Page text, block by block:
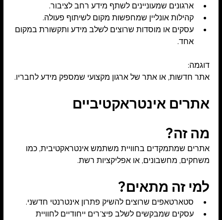
ארגונים שמעוניינים לשתף מידע רחב לציבור.
קהילות אונליין שמחפשות מקום לשיתוף פעולה.
עסקים או מוסדות שרוצים לשלב מידע ותקשורת במקום
אחד.
דוגמה:
אתר חדשות, או אתר של ארגון מקצועי שמספק מידע לחבריו.
אתרים אינטראקטיביים
מה זה?
אתרים שמתמקדים בחוויית משתמש אינטראקטיבית, כמו
משחקים, מחשבונים, או אפליקציות רשת.
למי זה מתאים?
סטארטאפים שרוצים להשיק פתרון אינטרנטי חדשני.
עסקים שמבקשים לשלב פיצ'רים ייחודיים לחוויית